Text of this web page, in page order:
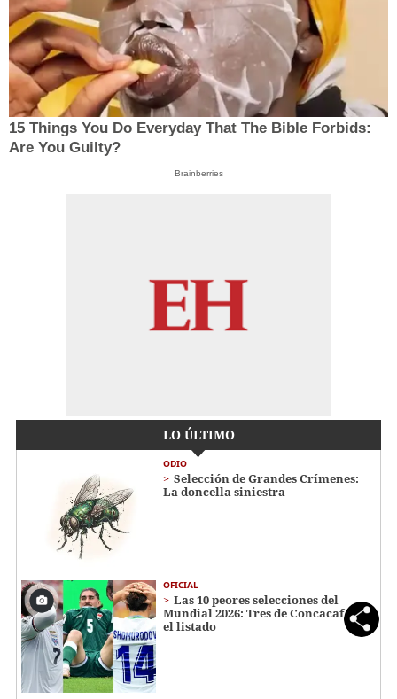
15 Things You Do Everyday That The Bible Forbids:
Are You Guilty?
Brainberries
LO ÚLTIMO
ODIO
Selección de Grandes Crímenes:
La doncella siniestra
OFICIAL
Las 10 peores selecciones del
Mundial 2026: Tres de Concacaf en
el listado